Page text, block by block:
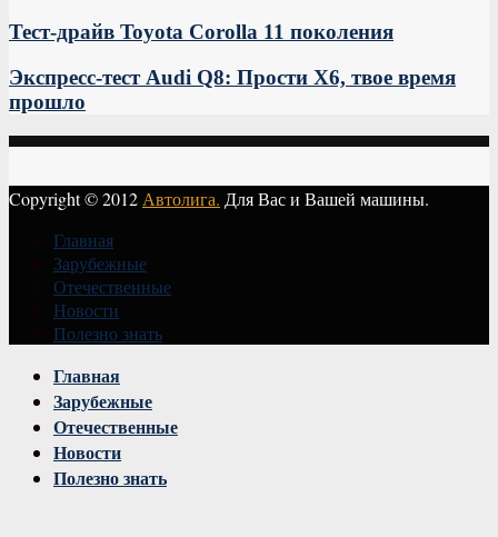
Тест-драйв Toyota Corolla 11 поколения
Экспресс-тест Audi Q8: Прости X6, твое время
прошло
Copyright © 2012 Автолига. Для Вас и Вашей машины.
Главная
Зарубежные
Отечественные
Новости
Полезно знать
Главная
Зарубежные
Отечественные
Новости
Полезно знать